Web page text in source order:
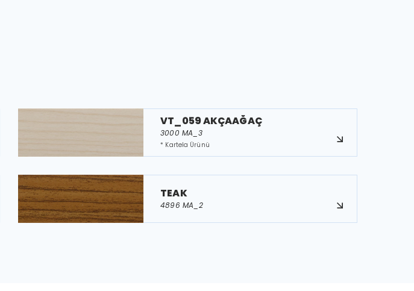
VT_059 AKÇAAĞAÇ
3000 MA_3
* Kartela Ürünü
TEAK
4896 MA_2